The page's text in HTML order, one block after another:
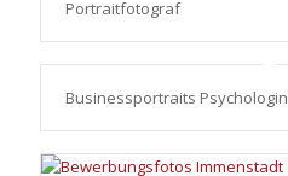
Portraitfotograf
Businessportraits Psychologin